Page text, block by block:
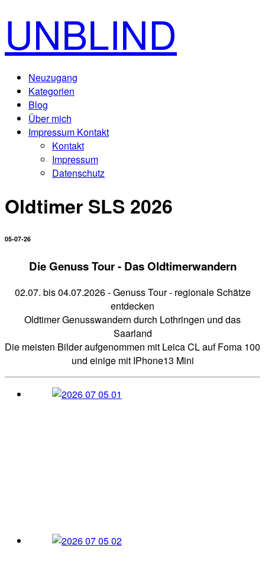
UNBLIND
Neuzugang
Kategorien
Blog
Über mich
Impressum Kontakt
Kontakt
Impressum
Datenschutz
Oldtimer SLS 2026
05-07-26
Die Genuss Tour - Das Oldtimerwandern
02.07. bis 04.07.2026 - Genuss Tour - regionale Schätze
entdecken
Oldtimer Genusswandern durch Lothringen und das
Saarland
Die meisten Bilder aufgenommen mit Leica CL auf Foma 100
und einige mit IPhone13 Mini